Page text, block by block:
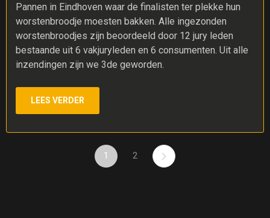
Pannen in Eindhoven waar de finalisten ter plekke hun
worstenbroodje moesten bakken. Alle ingezonden
worstenbroodjes zijn beoordeeld door 12 jury leden
bestaande uit 6 vakjuryleden en 6 consumenten. Uit alle
inzendingen zijn we 3de geworden.
LEES VERDER
1 2